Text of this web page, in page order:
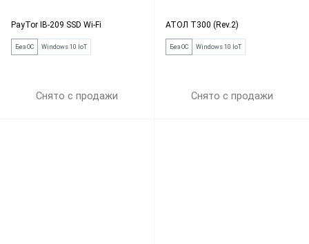
PayTor IB-209 SSD Wi-Fi
Без ОС Windows 10 IoT
Снято с продажи
АТОЛ Т300 (Rev.2)
Без ОС Windows 10 IoT
Снято с продажи